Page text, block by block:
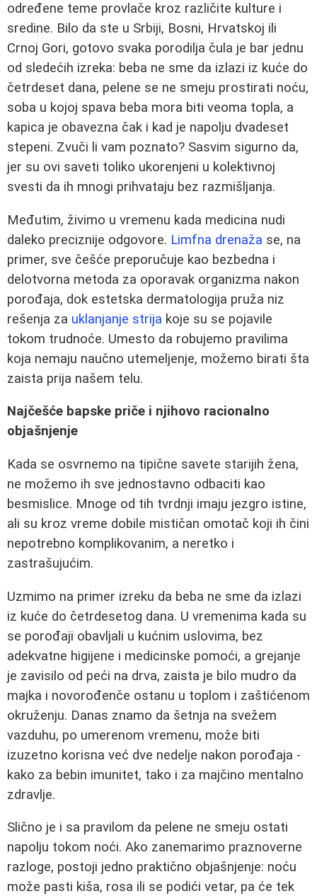
određene teme provlače kroz različite kulture i
sredine. Bilo da ste u Srbiji, Bosni, Hrvatskoj ili
Crnoj Gori, gotovo svaka porodilja čula je bar jednu
od sledećih izreka: beba ne sme da izlazi iz kuće do
četrdeset dana, pelene se ne smeju prostirati noću,
soba u kojoj spava beba mora biti veoma topla, a
kapica je obavezna čak i kad je napolju dvadeset
stepeni. Zvuči li vam poznato? Sasvim sigurno da,
jer su ovi saveti toliko ukorenjeni u kolektivnoj
svesti da ih mnogi prihvataju bez razmišljanja.
Međutim, živimo u vremenu kada medicina nudi
daleko preciznije odgovore. Limfna drenaža se, na
primer, sve češće preporučuje kao bezbedna i
delotvorna metoda za oporavak organizma nakon
porođaja, dok estetska dermatologija pruža niz
rešenja za uklanjanje strija koje su se pojavile
tokom trudnoće. Umesto da robujemo pravilima
koja nemaju naučno utemeljenje, možemo birati šta
zaista prija našem telu.
Najčešće bapske priče i njihovo racionalno
objašnjenje
Kada se osvrnemo na tipične savete starijih žena,
ne možemo ih sve jednostavno odbaciti kao
besmislice. Mnoge od tih tvrdnji imaju jezgro istine,
ali su kroz vreme dobile mističan omotač koji ih čini
nepotrebno komplikovanim, a neretko i
zastrašujućim.
Uzmimo na primer izreku da beba ne sme da izlazi
iz kuće do četrdesetog dana. U vremenima kada su
se porođaji obavljali u kućnim uslovima, bez
adekvatne higijene i medicinske pomoći, a grejanje
je zavisilo od peći na drva, zaista je bilo mudro da
majka i novorođenče ostanu u toplom i zaštićenom
okruženju. Danas znamo da šetnja na svežem
vazduhu, po umerenom vremenu, može biti
izuzetno korisna već dve nedelje nakon porođaja -
kako za bebin imunitet, tako i za majčino mentalno
zdravlje.
Slično je i sa pravilom da pelene ne smeju ostati
napolju tokom noći. Ako zanemarimo praznoverne
razloge, postoji jedno praktično objašnjenje: noću
može pasti kiša, rosa ili se podići vetar, pa će tek